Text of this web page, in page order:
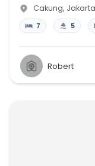
Cakung,
7 5
Robert